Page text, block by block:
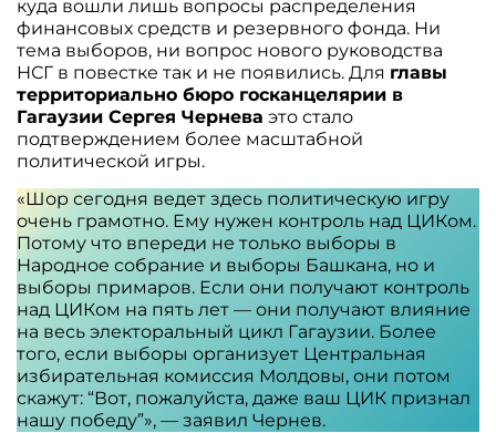
куда вошли лишь вопросы распределения
финансовых средств и резервного фонда. Ни
тема выборов, ни вопрос нового руководства
НСГ в повестке так и не появились. Для главы
территориально бюро госканцелярии в
Гагаузии Сергея Чернева это стало
подтверждением более масштабной
политической игры.
«Шор сегодня ведет здесь политическую игру
очень грамотно. Ему нужен контроль над ЦИКом.
Потому что впереди не только выборы в
Народное собрание и выборы Башкана, но и
выборы примаров. Если они получают контроль
над ЦИКом на пять лет — они получают влияние
на весь электоральный цикл Гагаузии. Более
того, если выборы организует Центральная
избирательная комиссия Молдовы, они потом
скажут: “Вот, пожалуйста, даже ваш ЦИК признал
нашу победу”», — заявил Чернев.